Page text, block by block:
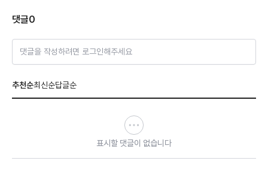
댓글0
댓글을 작성하려면 로그인해주세요
추천순최신순답글순
표시할 댓글이 없습니다